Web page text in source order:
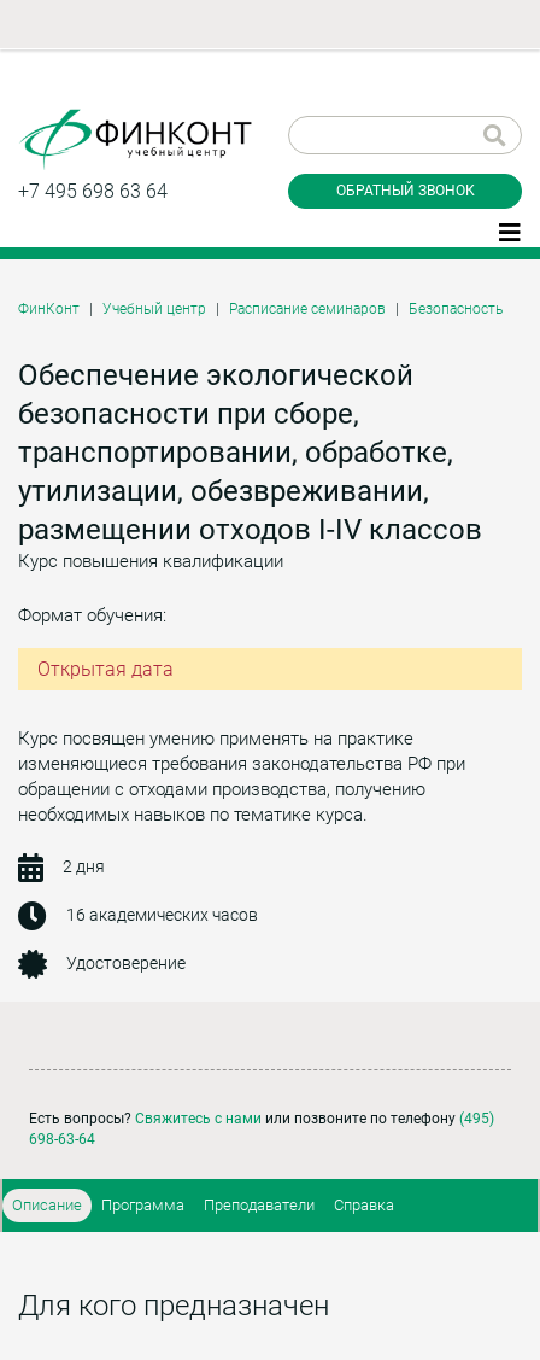
+7 495 698 63 64 ОБРАТНЫЙ ЗВОНОК
ФинКонт Учебный центр Расписание семинаров Безопасность
Обеспечение экологической
безопасности при сборе,
транспортировании, обработке,
утилизации, обезвреживании,
размещении отходов I-IV классов
Курс повышения квалификации
Формат обучения:
Открытая дата
Курс посвящен умению применять на практике
изменяющиеся требования законодательства РФ при
обращении с отходами производства, получению
необходимых навыков по тематике курса.
2 дня
16 академических часов
Удостоверение
Есть вопросы? Свяжитесь с нами или позвоните по телефону (495)
698-63-64
Описание Программа Преподаватели Справка
Для кого предназначен
звонок
политикой
конфиденциальности
Заказать